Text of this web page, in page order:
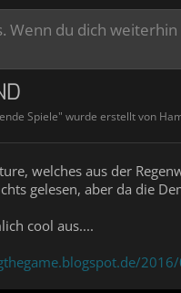
Wenn du dich
Spiele" wurde erstellt von
welches aus der
gelesen, aber da die
cool aus....